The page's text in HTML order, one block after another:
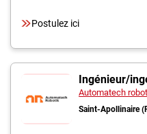
Postulez ici
Ingénieur/
Automatech
Saint-Apollinaire